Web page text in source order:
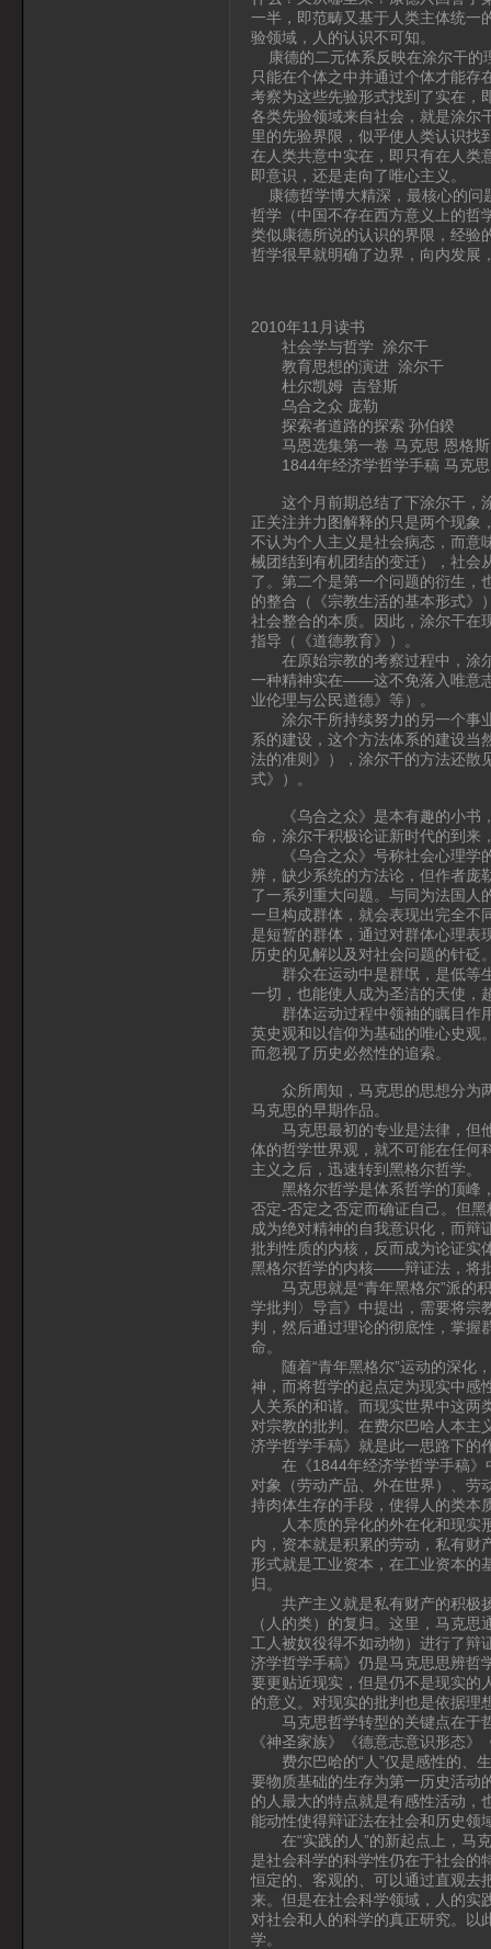
一半，即范畴又基于人类主体统一
验领域，人的认识不可知。
康德的二元体系反映在涂尔干的
只能在个体之中并通过个体才能存
考察为这些先验形式找到了实在，
各类先验领域来自社会，就是涂尔
里的先验界限，似乎使人类认识找
在人类共意中实在，即只有在人类
即意识，还是走向了唯心主义。
康德哲学博大精深，最核心的问
哲学（中国不存在西方意义上的哲
类似康德所说的认识的界限，经验
哲学很早就明确了边界，向内发展
2010年11月读书
社会学与哲学 涂尔干
教育思想的演进 涂尔干
杜尔凯姆 吉登斯
乌合之众 庞勒
探索者道路的探索 孙伯鍨
马恩选集第一卷 马克思 恩格斯
1844年经济学哲学手稿 马克思
这个月前期总结了下涂尔干，涂
正关注并力图解释的只是两个现象
不认为个人主义是社会病态，而意
械团结到有机团结的变迁），社会
了。第二个是第一个问题的衍生，
的整合（《宗教生活的基本形式》
社会整合的本质。因此，涂尔干在
指导（《道德教育》）。
在原始宗教的考察过程中，涂尔
一种精神实在——这不免落入唯意
业伦理与公民道德》等）。
涂尔干所持续努力的另一个事业
系的建设，这个方法体系的建设当
法的准则》），涂尔干的方法还散
式》）。
《乌合之众》是本有趣的小书，
命，涂尔干积极论证新时代的到来
《乌合之众》号称社会心理学的
辨，缺少系统的方法论，但作者庞
了一系列重大问题。与同为法国人
一旦构成群体，就会表现出完全不
是短暂的群体，通过对群体心理表
历史的见解以及对社会问题的针砭
群众在运动中是群氓，是低等生
一切，也能使人成为圣洁的天使，
群体运动过程中领袖的瞩目作用
英史观和以信仰为基础的唯心史观
而忽视了历史必然性的追索。
众所周知，马克思的思想分为两
马克思的早期作品。
马克思最初的专业是法律，但他
体的哲学世界观，就不可能在任何
主义之后，迅速转到黑格尔哲学。
黑格尔哲学是体系哲学的顶峰，
否定-否定之否定而确证自己。但
成为绝对精神的自我意识化，而辩
批判性质的内核，反而成为论证实
黑格尔哲学的内核——辩证法，将
马克思就是“青年黑格尔”派的积
学批判〉导言》中提出，需要将宗
判，然后通过理论的彻底性，掌握
命。
随着“青年黑格尔”运动的深化，
神，而将哲学的起点定为现实中感
人关系的和谐。而现实世界中这两
对宗教的批判。在费尔巴哈人本主
济学哲学手稿》就是此一思路下的
在《1844年经济学哲学手稿》
对象（劳动产品、外在世界）、
持肉体生存的手段，使得人的类本
人本质的异化的外在化和现实形
内，资本就是积累的劳动，私有财
形式就是工业资本，在工业资本的
归。
共产主义就是私有财产的积极扬
（人的类）的复归。这里，马克
工人被奴役得不如动物）进行了辩
济学哲学手稿》仍是马克思思辨
要更贴近现实，但是仍不是现实的
的意义。对现实的批判也是依据理
马克思哲学转型的关键点在于哲
《神圣家族》《德意志意识形态
费尔巴哈的“人”仅是感性的、生
要物质基础的生存为第一历史活动
的人最大的特点就是有感性活动，
能动性使得辩证法在社会和历史领
在“实践的人”的新起点上，马克
是社会科学的科学性仍在于社会的
恒定的、客观的、可以通过直观去
来。但是在社会科学领域，人的实
对社会和人的科学的真正研究。以
学。